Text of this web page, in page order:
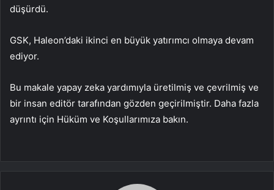
düşürdü.
GSK, Haleon’daki ikinci en büyük yatırımcı olmaya devam
ediyor.
Bu makale yapay zeka yardımıyla üretilmiş ve çevrilmiş ve
bir insan editör tarafından gözden geçirilmiştir. Daha fazla
ayrıntı için Hüküm ve Koşullarımıza bakın.